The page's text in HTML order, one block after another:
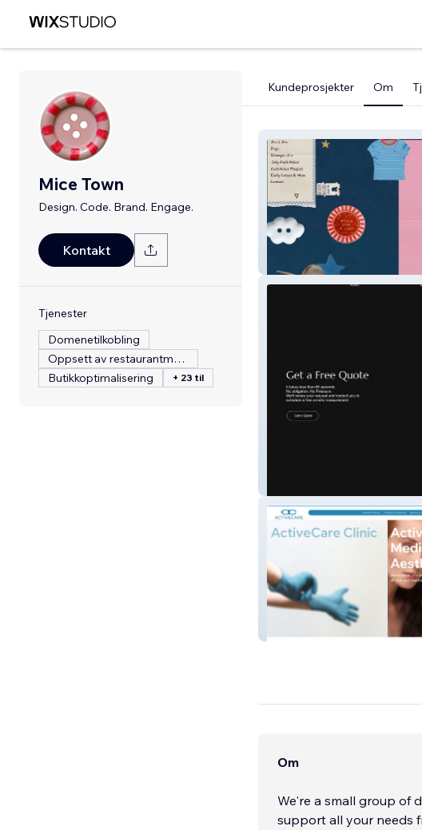
Mice Town
Design. Code. Brand. Engage.
Kontakt
Tjenester
Domenetilkobling
Oppsett av restaurantmeny
Butikkoptimalisering
+ 23 til
Kundeprosjekter Om
Miah Reeves Music
Active Care Clinic
Om
We're a small group of
support all your needs